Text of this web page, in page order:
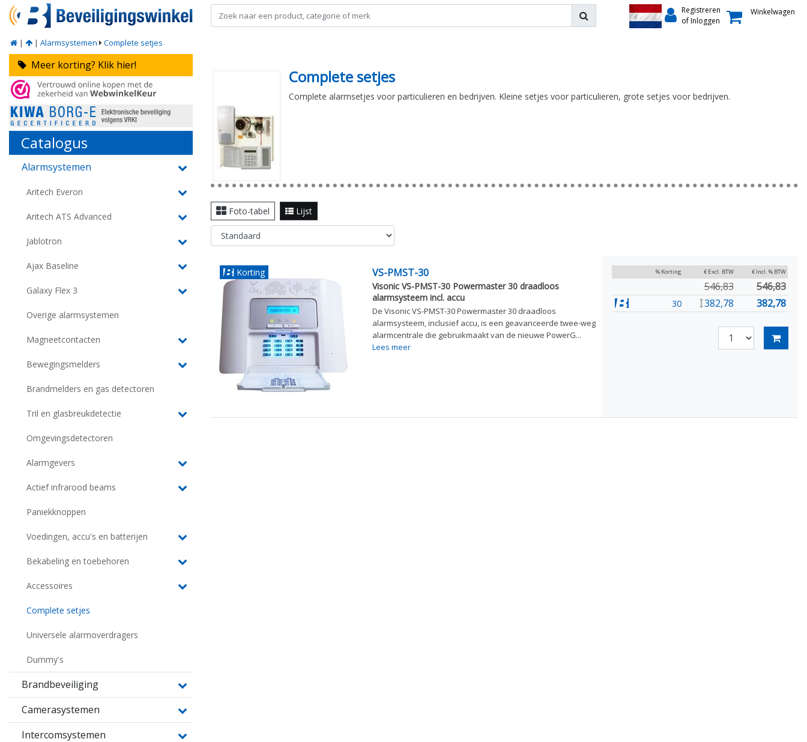
Registreren
of Inloggen
Winkelwagen
| | Alarmsystemen Complete setjes
Meer korting? Klik hier!
Catalogus
Alarmsystemen
Aritech Everon
Aritech ATS Advanced
Jablotron
Ajax Baseline
Galaxy Flex 3
Overige alarmsystemen
Magneetcontacten
Bewegingsmelders
Brandmelders en gas detectoren
Tril en glasbreukdetectie
Omgevingsdetectoren
Alarmgevers
Actief infrarood beams
Paniekknoppen
Voedingen, accu's en batterijen
Bekabeling en toebehoren
Accessoires
Complete setjes
Universele alarmoverdragers
Dummy's
Brandbeveiliging
Camerasystemen
Intercomsystemen
Complete setjes
Complete alarmsetjes voor particulieren en bedrijven. Kleine setjes voor particulieren, grote setjes voor bedrijven.
Foto-tabel Lijst
Korting VS-PMST-30
Visonic VS-PMST-30 Powermaster 30 draadloos
alarmsysteem incl. accu
De Visonic VS-PMST-30 Powermaster 30 draadloos
alarmsysteem, inclusief accu, is een geavanceerde twee-weg
alarmcentrale die gebruikmaakt van de nieuwe PowerG...
Lees meer
% Korting € Excl. BTW € Incl. % BTW
546,83 546,83
30 382,78 382,78